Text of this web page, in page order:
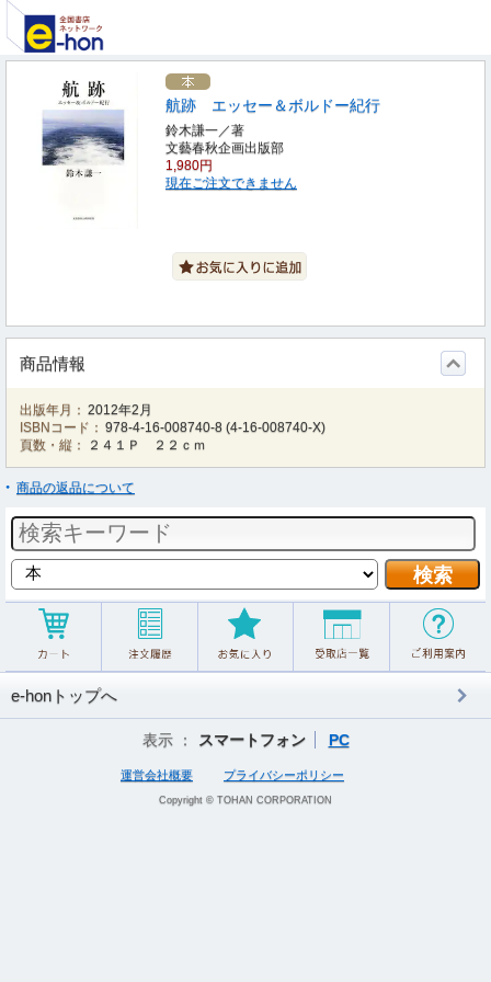
航跡 エッセー＆ボルドー紀行
鈴木謙一／著
文藝春秋企画出版部
1,980円
現在ご注文できません
商品情報
出版年月： 2012年2月
ISBNコード： 978-4-16-008740-8 (4-16-008740-X)
頁数・縦：
２４１Ｐ ２２ｃｍ
商品の返品について
e-honトップへ
表示 ： スマートフォン PC
運営会社概要 プライバシーポリシー
Copyright © TOHAN CORPORATION